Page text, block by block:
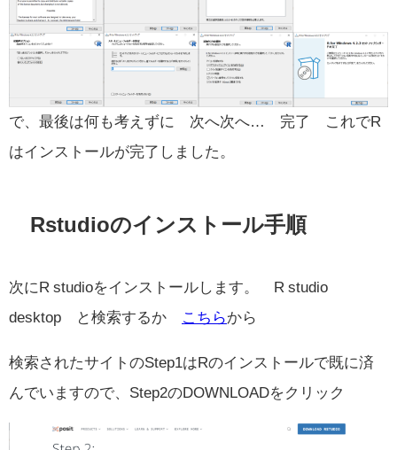
で、最後は何も考えずに 次へ次へ… 完了 これでR
はインストールが完了しました。
Rstudioのインストール手順
次にR studioをインストールします。 R studio
desktop と検索するか
こちらから
検索されたサイトのStep1はRのインストールで既に済
んでいますので、Step2のDOWNLOADをクリック